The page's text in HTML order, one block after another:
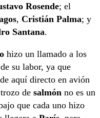
Rosende; el
, Cristián Palma; y
Santana.
hizo un llamado a los
su labor, ya que
aquí directo en avión
de salmón no es un
que cada uno hizo